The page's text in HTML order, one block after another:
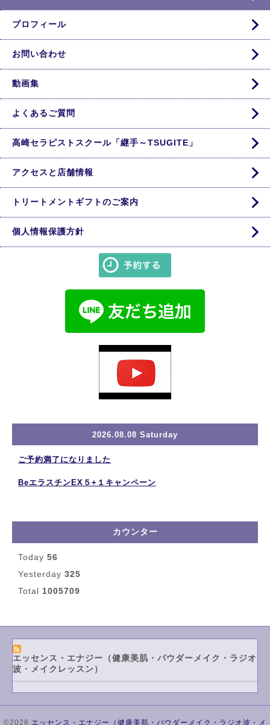
プロフィール
お問い合わせ
動画集
よくあるご質問
高崎セラピストスクール「継手～TSUGITE」
アクセスと店舗情報
トリートメントギフトのご案内
個人情報保護方針
2026.08.08 Saturday
ご予約満了になりました
BeエラスチンEX５+１キャンペーン
カウンター
Today 56
Yesterday 325
Total 1005709
エッセンス・エナジー（健康美肌・パウダーメイク・ラジオ
波・メイクレッスン）
©2026 エッセンス・エナジー（健康美肌・パウダーメイク・ラジオ波・メ